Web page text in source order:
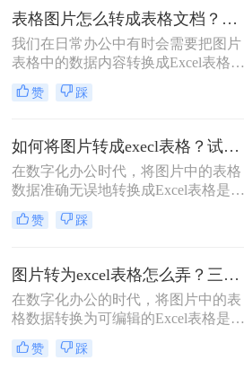
片上的表格怎么弄成电子表格呢？本
文将详细介绍几种将照片上的表格转
化为电子表格的方法，帮助读者轻松
完成这一任务。
表格图片怎么转成表格文档？这3个免费方法赶紧收藏！
我们在日常办公中有时会需要把图片
表格中的数据内容转换成Excel表格数
据，很多小伙伴遇到这种情况，可能
会把图片上的表格数据手动输入到
效率太低了。今天就跟大家分享表格
图片怎么转成表格文档方法，下面一
起看看吧。
赞 踩
如何将图片转成execl表格？试试看这几个方法！
在数字化办公时代，将图片中的表格
数据准确无误地转换成Excel表格是一
项常见需求，尤其是在处理扫描文
档、截图或旧档案时。传统的人工输
术，特别是OCR（Optical Character
Recognition，光学字符识别）和AI技
术的发展，使得这一过程变得既快速
又精准。那么如何将图片转成execl表
格呢？本文将详细介绍几种有效的图
片转Excel表格的方法。
赞 踩
图片转为excel表格怎么弄？三个方法包你一看就会，省时又省力！
在数字化办公的时代，将图片中的表
格数据转换为可编辑的Excel表格是一
项常见的需求。无论是处理扫描件、
照片中的表格还是旧档案，准确且高
赞 踩